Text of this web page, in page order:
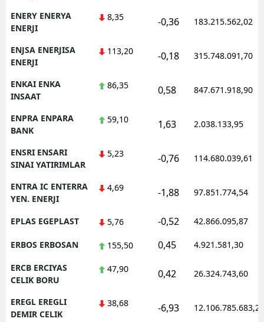
ENERY ENERYA
ENERJI
8,35 -0,36 183.215.562,02
ENJSA ENERJISA
ENERJI
113,20 -0,18 315.748.091,70
ENKAI ENKA
INSAAT
86,35 0,58 847.671.918,90
ENPRA ENPARA
BANK
59,10 1,63 2.038.133,95
ENSRI ENSARI
SINAI YATIRIMLAR
5,23 -0,76 114.680.039,61
ENTRA IC ENTERRA
YEN. ENERJI
4,69 -1,88 97.851.774,54
EPLAS EGEPLAST 5,76 -0,52 42.866.095,87
ERBOS ERBOSAN 155,50 0,45 4.921.581,30
ERCB ERCIYAS
CELIK BORU
47,90 0,42 26.324.743,60
EREGL EREGLI
DEMIR CELIK
38,68 -6,93 12.106.785.683,20